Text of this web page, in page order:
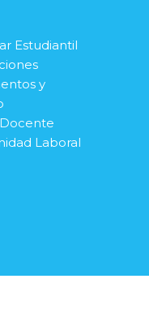
Estudiantil
y
Laboral